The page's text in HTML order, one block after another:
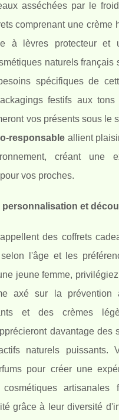
asséchées par le
comprenant une crème
à lèvres protecteur et
naturels français
spécifiques de
festifs aux tons
vos présents sous le
responsable allient
créant une
vos proches.
et
des coffrets
l'âge et les
jeune femme,
axé sur la prévention
et des crèmes
davantage des
naturels puissants.
pour créer une
artisanales
grâce à leur diversité